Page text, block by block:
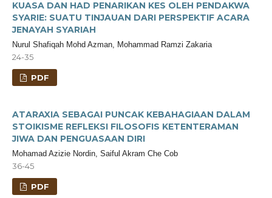
KUASA DAN HAD PENARIKAN KES OLEH PENDAKWA
SYARIE: SUATU TINJAUAN DARI PERSPEKTIF ACARA
JENAYAH SYARIAH
Nurul Shafiqah Mohd Azman, Mohammad Ramzi Zakaria
24-35
PDF
ATARAXIA SEBAGAI PUNCAK KEBAHAGIAAN DALAM
STOIKISME REFLEKSI FILOSOFIS KETENTERAMAN
JIWA DAN PENGUASAAN DIRI
Mohamad Azizie Nordin, Saiful Akram Che Cob
36-45
PDF